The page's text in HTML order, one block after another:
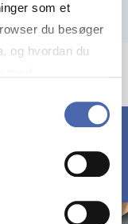
som et
du besøger
og hvordan du
kan altid trække